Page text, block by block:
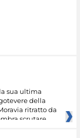
sua ultima
della
ritratto da
scrutare